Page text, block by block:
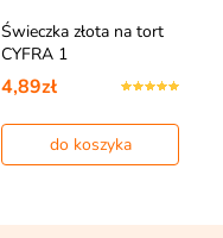
Świeczka złota na tort
CYFRA 1
4,89zł
do koszyka